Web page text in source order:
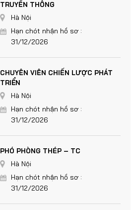
TRUYỀN THÔNG
Hà Nội
Hạn chót nhận hồ sơ :
31/12/2026
CHUYÊN VIÊN CHIẾN LƯỢC PHÁT
TRIỂN
Hà Nội
Hạn chót nhận hồ sơ :
31/12/2026
PHÓ PHÒNG THÉP – TC
Hà Nội
Hạn chót nhận hồ sơ :
31/12/2026